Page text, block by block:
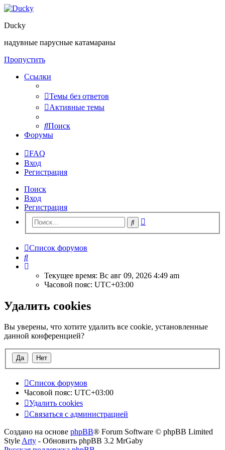
Ducky
надувные парусные катамараны
Пропустить
Ссылки
Темы без ответов
Активные темы
Поиск
Форумы
FAQ
Вход
Регистрация
Поиск
Вход
Регистрация
Поиск
Список форумов
Поиск
Текущее время: Вс авг 09, 2026 4:49 am
Часовой пояс: UTC+03:00
Удалить cookies
Вы уверены, что хотите удалить все cookie, установленные
данной конференцией?
Список форумов
Часовой пояс: UTC+03:00
Удалить cookies
Связаться с администрацией
Создано на основе phpBB® Forum Software © phpBB Limited
Style Arty - Обновить phpBB 3.2 MrGaby